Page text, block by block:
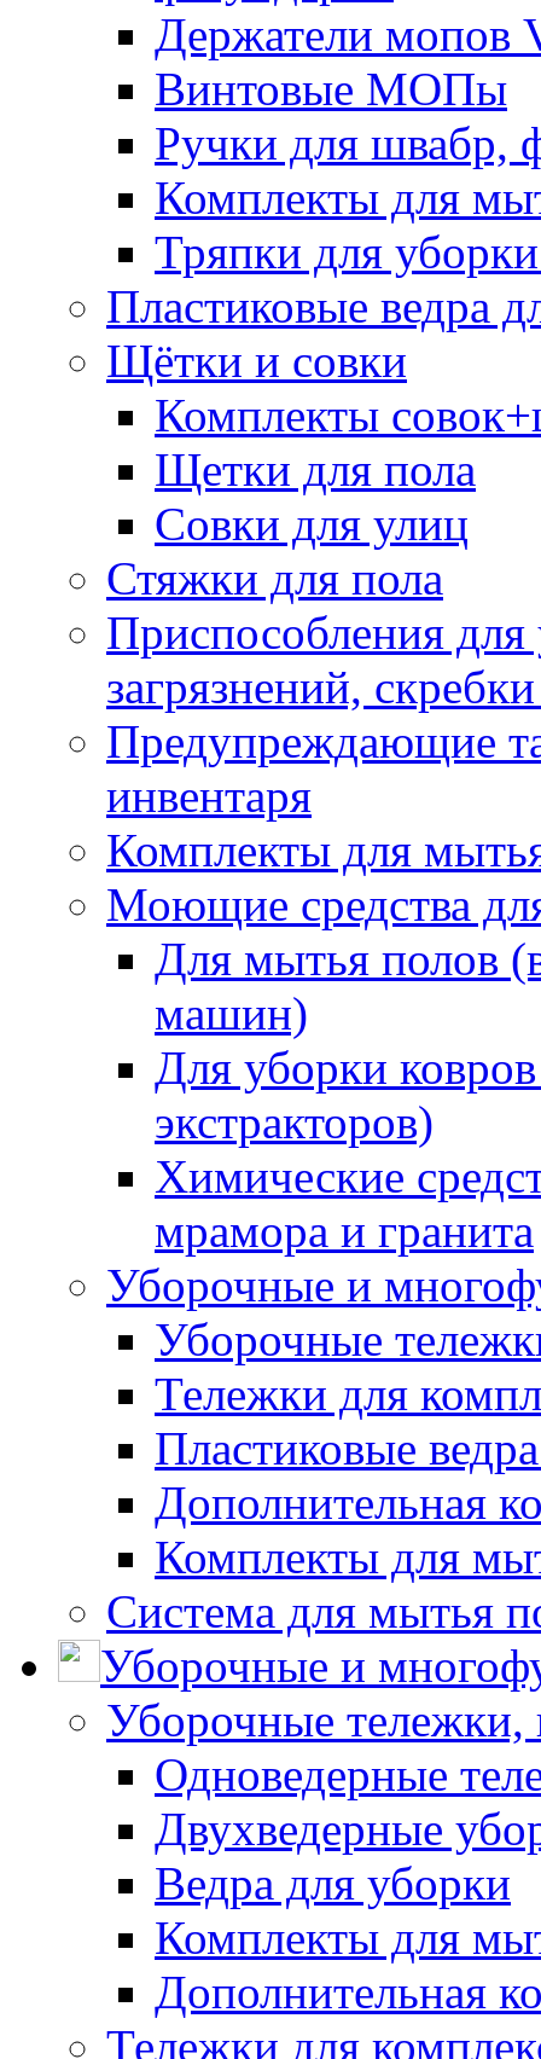
Держатели мопов
Винтовые МОПы
Ручки для швабр,
Комплекты для
Тряпки для
Пластиковые ведра
Щётки и совки
Комплекты
Щетки для пола
Совки для улиц
Стяжки для пола
Приспособления
загрязнений,
Предупреждающие
инвентаря
Комплекты для
Моющие средства
Для мытья полов
машин)
Для уборки
экстракторов)
Химические
мрамора и гранита
Уборочные и
Уборочные
Тележки для
Пластиковые
Дополнительная
Комплекты для
Система для мытья
Уборочные и
Уборочные тележки,
Одноведерные
Двухведерные
Ведра для уборки
Комплекты для
Дополнительная
Тележки для